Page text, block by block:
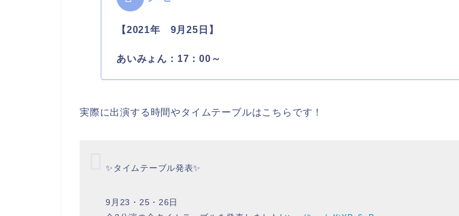
【2021年 9月25日】
あいみょん：17：00～
実際に出演する時間やタイムテーブルはこちらです！
✨タイムテーブル発表✨
9月23・25・26日